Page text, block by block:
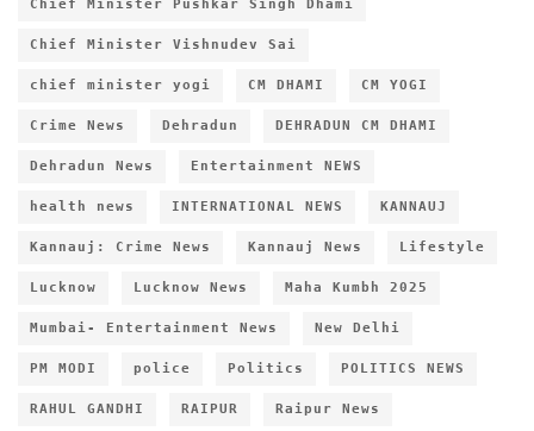
Chief Minister Pushkar Singh Dhami
Chief Minister Vishnudev Sai
chief minister yogi CM DHAMI CM YOGI
Crime News Dehradun DEHRADUN CM DHAMI
Dehradun News Entertainment NEWS
health news INTERNATIONAL NEWS KANNAUJ
Kannauj: Crime News Kannauj News Lifestyle
Lucknow Lucknow News Maha Kumbh 2025
Mumbai- Entertainment News New Delhi
PM MODI police Politics POLITICS NEWS
RAHUL GANDHI RAIPUR Raipur News